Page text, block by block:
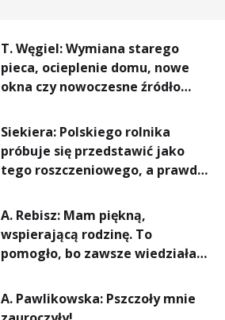
T. Węgiel: Wymiana starego
pieca, ocieplenie domu, nowe
okna czy nowoczesne źródło
rachunki za energię, lepszy
komfort życia i... czystsze
powietrze
Siekiera: Polskiego rolnika
próbuje się przedstawić jako
tego roszczeniowego, a prawda
A. Rebisz: Mam piękną,
wspierającą rodzinę. To
pomogło, bo zawsze wiedziałam,
najważniejsza
A. Pawlikowska: Pszczoły mnie